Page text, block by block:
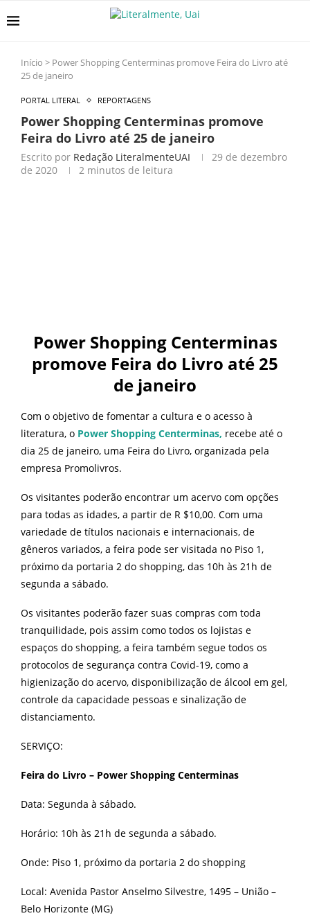
Início > Power Shopping Centerminas promove Feira do Livro até
25 de janeiro
PORTAL LITERAL REPORTAGENS
Power Shopping Centerminas promove
Feira do Livro até 25 de janeiro
Escrito por Redação LiteralmenteUAI
29 de dezembro
de 2020
2 minutos de leitura
Power Shopping Centerminas
promove Feira do Livro até 25
de janeiro
Com o objetivo de fomentar a cultura e o acesso à
literatura, o Power Shopping Centerminas, recebe até o
dia 25 de janeiro, uma Feira do Livro, organizada pela
empresa Promolivros.
Os visitantes poderão encontrar um acervo com opções
para todas as idades, a partir de R $10,00. Com uma
variedade de títulos nacionais e internacionais, de
gêneros variados, a feira pode ser visitada no Piso 1,
próximo da portaria 2 do shopping, das 10h às 21h de
segunda a sábado.
Os visitantes poderão fazer suas compras com toda
tranquilidade, pois assim como todos os lojistas e
espaços do shopping, a feira também segue todos os
protocolos de segurança contra Covid-19, como a
higienização do acervo, disponibilização de álcool em gel,
controle da capacidade pessoas e sinalização de
distanciamento.
SERVIÇO:
Feira do Livro – Power Shopping Centerminas
Data: Segunda à sábado.
Horário: 10h às 21h de segunda a sábado.
Onde: Piso 1, próximo da portaria 2 do shopping
Local: Avenida Pastor Anselmo Silvestre, 1495 – União –
Belo Horizonte (MG)